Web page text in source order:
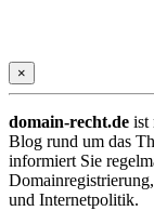
×
domain-recht.de ist
Blog rund um das
informiert Sie
und Internetpolitik.